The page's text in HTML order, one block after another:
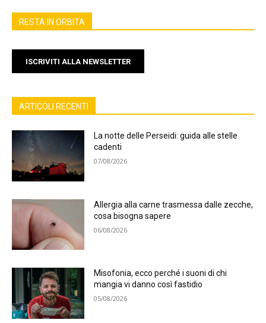
RESTA IN ORBITA
ISCRIVITI ALLA NEWSLETTER
ARTICOLI RECENTI
La notte delle Perseidi: guida alle stelle
cadenti
07/08/2026
Allergia alla carne trasmessa dalle zecche,
cosa bisogna sapere
06/08/2026
Misofonia, ecco perché i suoni di chi
mangia vi danno così fastidio
05/08/2026